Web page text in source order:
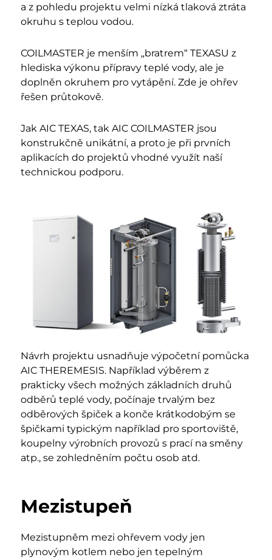
a z pohledu projektu velmi nízká tlaková ztráta
okruhu s teplou vodou.
COILMASTER je menším „bratrem“ TEXASU z
hlediska výkonu přípravy teplé vody, ale je
doplněn okruhem pro vytápění. Zde je ohřev
řešen průtokově.
Jak AIC TEXAS, tak AIC COILMASTER jsou
konstrukčně unikátní, a proto je při prvních
aplikacích do projektů vhodné využít naší
technickou podporu.
Návrh projektu usnadňuje výpočetní pomůcka
AIC THEREMESIS. Například výběrem z
prakticky všech možných základních druhů
odběrů teplé vody, počínaje trvalým bez
odběrových špiček a konče krátkodobým se
špičkami typickým například pro sportoviště,
koupelny výrobních provozů s prací na směny
atp., se zohledněním počtu osob atd.
Mezistupeň
Mezistupněm mezi ohřevem vody jen
plynovým kotlem nebo jen tepelným